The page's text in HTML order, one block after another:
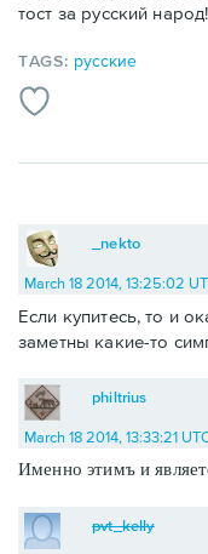
тост за русский
TAGS: русские
_nekto
March 18 2014, 13:25:02
Если купитесь, то и
заметны какие-то
philtrius
March 18 2014, 13:33:21
Именно этимъ и
pvt_kelly